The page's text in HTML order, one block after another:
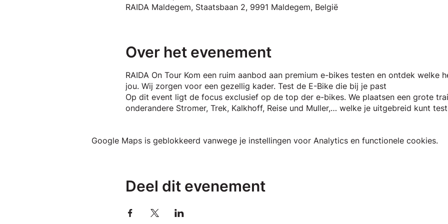
RAIDA Maldegem, Staatsbaan 2, 9991 Maldegem, België
Over het evenement
RAIDA On Tour Kom een ruim aanbod aan premium e-bikes testen en ontdek welke
jou. Wij zorgen voor een gezellig kader. Test de E-Bike die bij je past
Op dit event ligt de focus exclusief op de top der e-bikes. We plaatsen een grote
onderandere Stromer, Trek, Kalkhoff, Reise und Muller,… welke je uitgebreid kunt
Google Maps is geblokkeerd vanwege je instellingen voor Analytics en functionele cookies.
Deel dit evenement